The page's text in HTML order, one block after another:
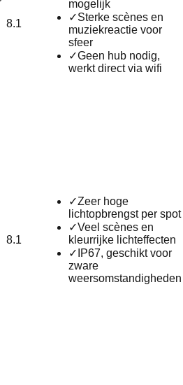
8.1
mogelijk
✓Sterke scènes en
muziekreactie voor
sfeer
✓Geen hub nodig,
werkt direct via wifi
8.1
✓Zeer hoge
lichtopbrengst per spot
✓Veel scènes en
kleurrijke lichteffecten
✓ IP67, geschikt voor
zware
weersomstandigheden